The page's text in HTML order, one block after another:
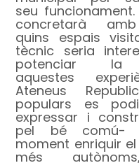
seu
concretarà
quins espais
tècnic seria
potenciar la
aquestes
Ateneus
populars es
expressar i
pel bé comú-
moment enriquir
més